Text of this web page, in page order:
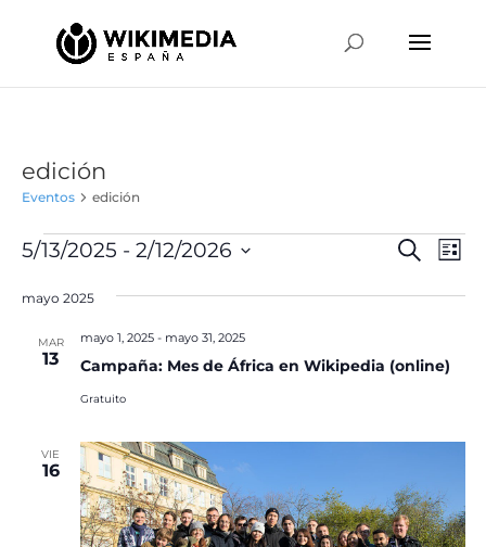
edición
Eventos edición
Eventos
vistas
Buscar
de
Lista
5/13/2025 - 2/12/2026
la
mayo 2025
MAR
13 Campaña: Mes de África en Wikipedia (online)
mayo 1, 2025- mayo 31, 2025
Gratuito
VIE
16